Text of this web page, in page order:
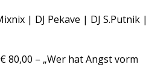
| DJ Pekave | DJ S.Putnik |
– „Wer hat Angst vorm